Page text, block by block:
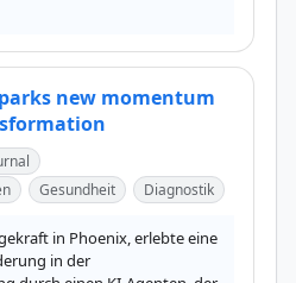
new momentum
Gesundheit Diagnostik
in Phoenix, erlebte eine
in der